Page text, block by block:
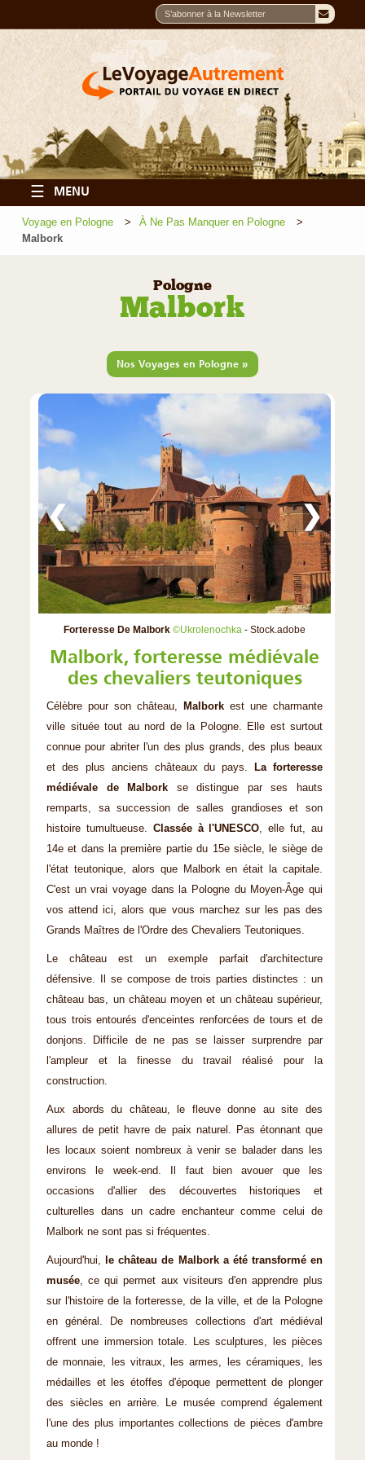
☰ MENU
Voyage en Pologne
À Ne Pas Manquer en Pologne
Malbork
Pologne
Malbork
Nos Voyages en Pologne »
Forteresse De Malbork ©Ukrolenochka - Stock.adobe
❮ ❯
Malbork, forteresse médiévale
des chevaliers teutoniques
Célèbre pour son château, Malbork est une charmante
ville située tout au nord de la Pologne. Elle est surtout
connue pour abriter l'un des plus grands, des plus beaux
et des plus anciens châteaux du pays.
La forteresse
médiévale de Malbork se distingue par ses hauts
remparts, sa succession de salles grandioses et son
histoire tumultueuse. Classée à l'UNESCO , elle fut, au
14e et dans la première partie du 15e siècle, le siège de
l'état teutonique, alors que Malbork en était la capitale.
C'est un vrai voyage dans la Pologne du Moyen-Âge qui
vos attend ici, alors que vous marchez sur les pas des
Grands Maîtres de l'Ordre des Chevaliers Teutoniques.
Le château est un exemple parfait d'architecture
défensive. Il se compose de trois parties distinctes : un
château bas, un château moyen et un château supérieur,
tous trois entourés d'enceintes renforcées de tours et de
donjons. Difficile de ne pas se laisser surprendre par
l'ampleur et la finesse du travail réalisé pour la
construction.
Aux abords du château, le fleuve donne au site des
allures de petit havre de paix naturel. Pas étonnant que
les locaux soient nombreux à venir se balader dans les
environs le week-end. Il faut bien avouer que les
occasions d'allier des découvertes historiques et
culturelles dans un cadre enchanteur comme celui de
Malbork ne sont pas si fréquentes.
Aujourd'hui,
le château de Malbork a été transformé en
musée , ce qui permet aux visiteurs d'en apprendre plus
sur l'histoire de la forteresse, de la ville, et de la Pologne
en général. De nombreuses collections d'art médiéval
offrent une immersion totale. Les sculptures, les pièces
de monnaie, les vitraux, les armes, les céramiques, les
médailles et les étoffes d'époque permettent de plonger
des siècles en arrière. Le musée comprend également
l'une des plus importantes collections de pièces d'ambre
au monde !